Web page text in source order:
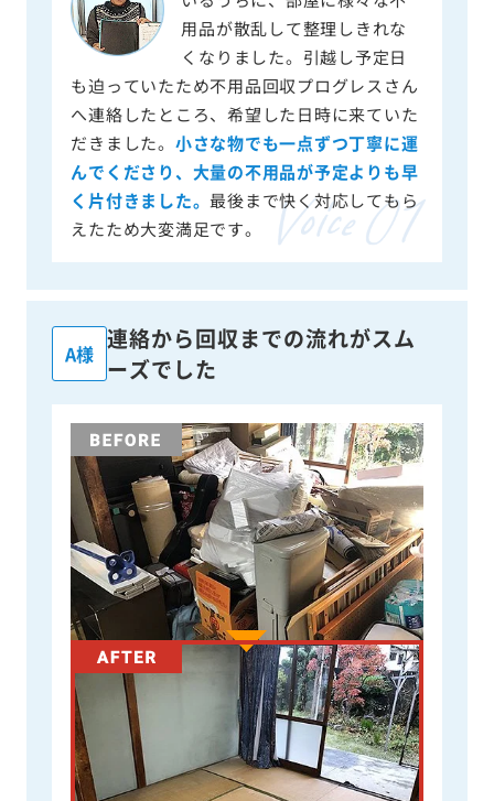
用品が散乱して整理しきれな
くなりました。引越し予定日
も迫っていたため不用品回収プログレスさん
へ連絡したところ、希望した日時に来ていた
だきました。 小さな物でも一点ずつ丁寧に運
んでくださり、大量の不用品が予定よりも早
く片付きました。 最後まで快く対応してもら
えたため大変満足です。
A様
連絡から回収までの流れがスム
ーズでした